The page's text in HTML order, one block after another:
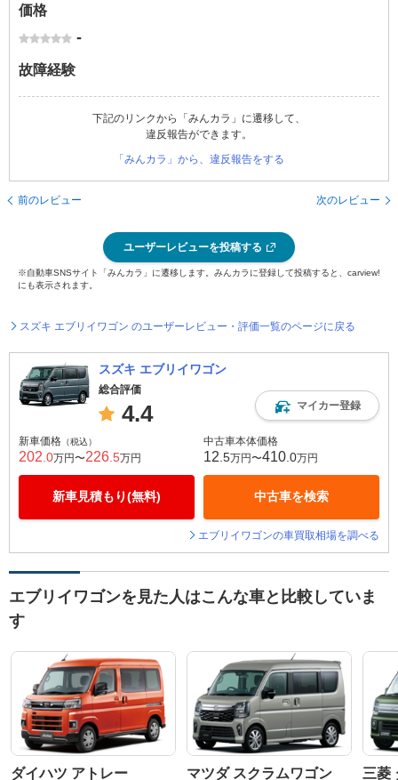
価格
-
故障経験
下記のリンクから「みんカラ」に遷移して、
違反報告ができます。
「みんカラ」から、違反報告をする
前のレビュー 次のレビュー
ユーザーレビューを投稿する
※自動車SNSサイト「みんカラ」に遷移します。みんカラに登録して投稿すると、carview!
にも表示されます。
スズキ エブリイワゴン のユーザーレビュー・評価一覧のページに戻る
スズキ エブリイワゴン
総合評価
4.4 マイカー登録
新車価格 （税込）
202 .0万円〜226 .5万円
新車見積もり(無料)
中古車本体価格
12 .5万円〜410 .0万円
中古車を検索
エブリイワゴンの車買取相場を調べる
エブリイワゴンを見た人はこんな車と比較していま
す
ダイハツ アトレー マツダ スクラムワゴン 三菱